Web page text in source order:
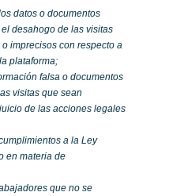
datos o documentos
desahogo de las visitas
imprecisos con respecto a
plataforma;
falsa o documentos
visitas que sean
de las acciones legales
a la Ley
en materia de
que no se